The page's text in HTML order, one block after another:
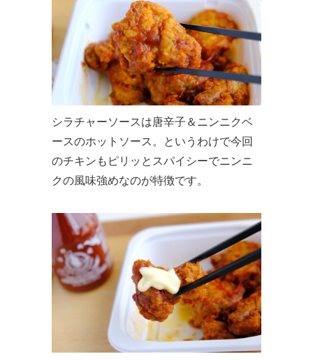
シラチャーソースは唐辛子＆ニンニクベ
ースのホットソース。というわけで今回
のチキンもピリッとスパイシーでニンニ
クの風味強めなのが特徴です。